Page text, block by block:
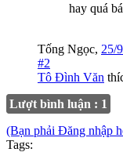
hay quá
Tống Ngọc, 25/
#2
Tô Đình Văn
Lượt bình luận : 1
(Bạn phải Đăng nhập
Tags: